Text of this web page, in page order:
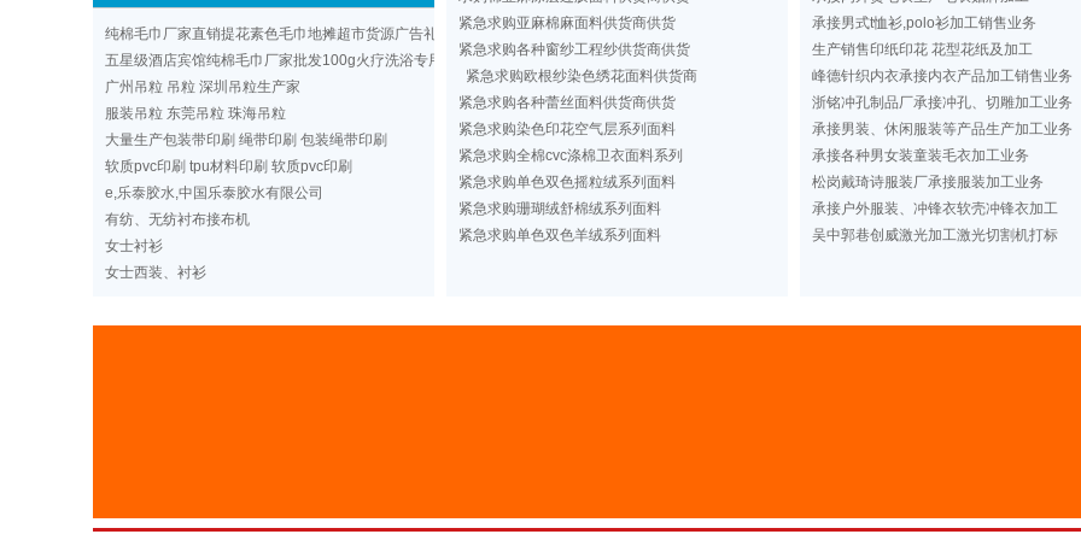
纯棉毛巾厂家直销提花素色毛巾地摊超市货源广告礼品洗浴毛巾
五星级酒店宾馆纯棉毛巾厂家批发100g火疗洗浴专用纯色毛巾定做
广州吊粒 吊粒 深圳吊粒生产家
服装吊粒 东莞吊粒 珠海吊粒
大量生产包装带印刷 绳带印刷 包装绳带印刷
软质pvc印刷 tpu材料印刷 软质pvc印刷
e,乐泰胶水,中国乐泰胶水有限公司
有纺、无纺衬布接布机
女士衬衫
女士西装、衬衫
紧急求购亚麻棉麻面料供货商供货
紧急求购各种窗纱工程纱供货商供货
紧急求购欧根纱染色绣花面料供货商
紧急求购各种蕾丝面料供货商供货
紧急求购染色印花空气层系列面料
紧急求购全棉cvc涤棉卫衣面料系列
紧急求购单色双色摇粒绒系列面料
紧急求购珊瑚绒舒棉绒系列面料
紧急求购单色双色羊绒系列面料
承接男式t恤衫,polo衫加工销售业务
生产销售印纸印花 花型花纸及加工
峰德针织内衣承接内衣产品加工销售业务
浙铭冲孔制品厂承接冲孔、切雕加工业务
承接男装、休闲服装等产品生产加工业务
承接各种男女装童装毛衣加工业务
松岗戴琦诗服装厂承接服装加工业务
承接户外服装、冲锋衣软壳冲锋衣加工
吴中郭巷创威激光加工激光切割机打标